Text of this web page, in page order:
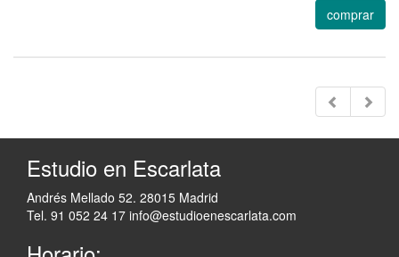
comprar
Estudio en Escarlata
Andrés Mellado 52. 28015 Madrid
Tel. 91 052 24 17 info@estudioenescarlata.com